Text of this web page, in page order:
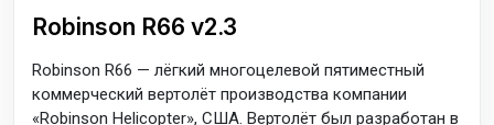
Robinson R66 v2.3
Robinson R66 — лёгкий многоцелевой пятиместный
коммерческий вертолёт производства компании
«Robinson Helicopter», США. Вертолёт был разработан в